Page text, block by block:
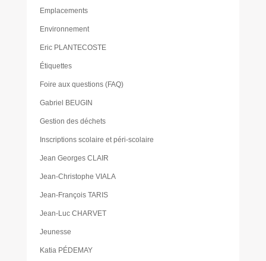
Emplacements
Environnement
Eric PLANTECOSTE
Étiquettes
Foire aux questions (FAQ)
Gabriel BEUGIN
Gestion des déchets
Inscriptions scolaire et péri-scolaire
Jean Georges CLAIR
Jean-Christophe VIALA
Jean-François TARIS
Jean-Luc CHARVET
Jeunesse
Katia PÉDEMAY